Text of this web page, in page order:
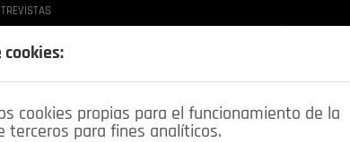
CRÓNICAS DE
cookies:
cookies propias para el funcionamiento de la
terceros para fines analíticos.